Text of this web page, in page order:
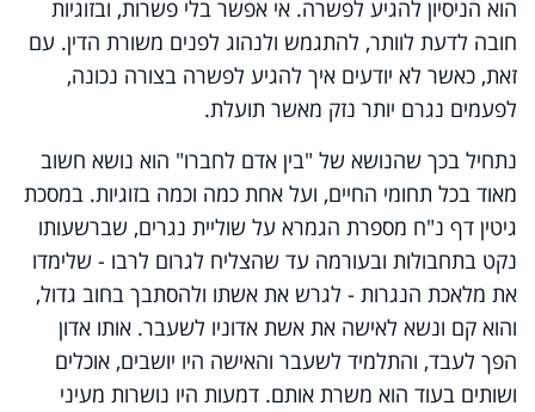
הוא הניסיון להגיע לפשרה. אי אפשר בלי פשרות, ובזוגיות
חובה לדעת לוותר, להתגמש ולנהוג לפנים משורת הדין. עם
זאת, כאשר לא יודעים איך להגיע לפשרה בצורה נכונה,
לפעמים נגרם יותר נזק מאשר תועלת.
נתחיל בכך שהנושא של "בין אדם לחברו" הוא נושא חשוב
מאוד בכל תחומי החיים, ועל אחת כמה וכמה בזוגיות. במסכת
גיטין דף נ"ח מספרת הגמרא על שוליית נגרים, שברשעותו
נקט בתחבולות ובעורמה עד שהצליח לגרום לרבו - שלימדו
את מלאכת הנגרות - לגרש את אשתו ולהסתבך בחוב גדול,
והוא קם ונשא לאישה את אשת אדוניו לשעבר. אותו אדון
הפך לעבד, והתלמיד לשעבר והאישה היו יושבים, אוכלים
ושותים בעוד הוא משרת אותם. דמעות היו נושרות מעיני